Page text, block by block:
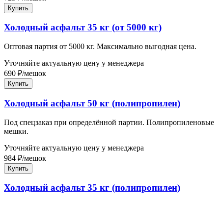
Купить
Холодный асфальт 35 кг (от 5000 кг)
Оптовая партия от 5000 кг. Максимально выгодная цена.
Уточняйте актуальную цену у менеджера
690 ₽/мешок
Купить
Холодный асфальт 50 кг (полипропилен)
Под спецзаказ при определённой партии. Полипропиленовые
мешки.
Уточняйте актуальную цену у менеджера
984 ₽/мешок
Купить
Холодный асфальт 35 кг (полипропилен)